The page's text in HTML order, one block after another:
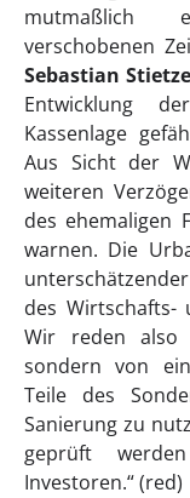
mutmaßlich
verschobenen
Sebastian
Entwicklung
Kassenlage
Aus Sicht der
weiteren
des ehemaligen
warnen. Die
des Wirtschafts-
Wir reden
sondern von
Teile des
Sanierung zu
geprüft
Investoren.“ (red)